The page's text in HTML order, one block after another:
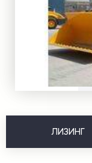
ЛИЗИНГ